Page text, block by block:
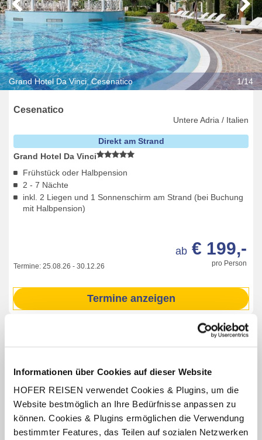
Informationen über Cookies auf dieser Website
HOFER REISEN verwendet Cookies & Plugins, um die
Website bestmöglich an Ihre Bedürfnisse anpassen zu
können. Cookies & Plugins ermöglichen die Verwendung
bestimmter Features, das Teilen auf sozialen Netzwerken
Grand Hotel Da Vinci, Cesenatico 1/14
Cesenatico
Untere Adria / Italien
Direkt am Strand
Grand Hotel Da Vinci
Frühstück oder Halbpension
2 - 7 Nächte
inkl. 2 Liegen und 1 Sonnenschirm am Strand (bei Buchung
mit Halbpension)
Termine: 25.08.26 - 30.12.26 pro Person
ab € 199,-
Termine anzeigen
2 - 7 Nächte im Grand Hotel Da Vinci
Verpflegung: Frühstücksbuffet oder Halbpension mit
Frühstücksbuffet, abends 4-Gang-Menü
Benutzung des hoteleigenen Hallenbades und des
Fitnessraumes